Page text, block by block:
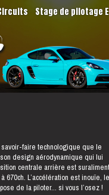
Stage de pilotage
faire technologique que le
design aérodynamique qui lui
centrale arrière est
670ch. L’accélération est inouïe, le
de la piloter... si vous l’osez !